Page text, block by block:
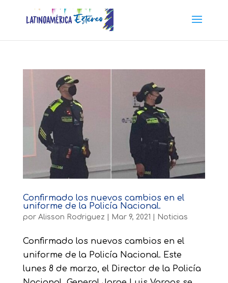
Confirmado los nuevos cambios en el
uniforme de la Policía Nacional.
por Alisson Rodriguez Mar 9, 2021 Noticias
Confirmado los nuevos cambios en el
uniforme de la Policía Nacional. Este
lunes 8 de marzo, el Director de la Policía